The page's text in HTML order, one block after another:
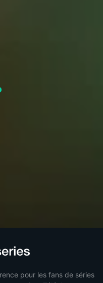
pour les fans de séries